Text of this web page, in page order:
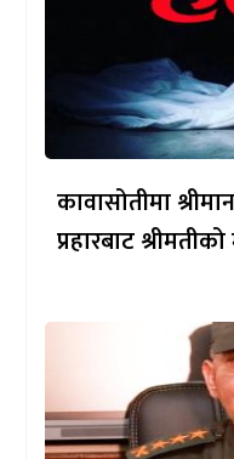
कावासोतीमा
प्रहारबाट